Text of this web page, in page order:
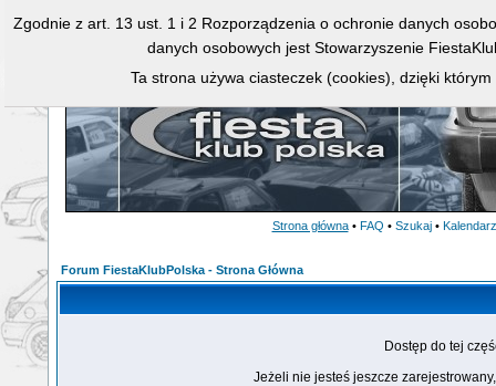
Strona główna • FAQ • Szukaj • Kalendarz
Forum FiestaKlubPolska - Strona Główna
Dostęp do tej
Jeżeli nie jesteś jeszcze
Zgodnie z art. 13 ust. 1 i 2 Rozporządzenia o ochronie danych
danych osobowych jest Stowarzyszenie
Ta strona używa ciasteczek (cookies), dzięki